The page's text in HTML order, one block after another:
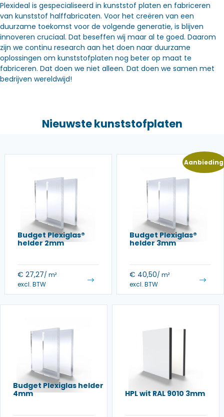
Plexideal is gespecialiseerd in kunststof platen en fabriceren
van kunststof halffabricaten. Voor het creëren van een
duurzame toekomst voor de volgende generatie, is blijven
innoveren cruciaal. Dat beseffen wij maar al te goed. Daarom
zijn we continu research aan het doen naar duurzame
oplossingen om kunststofplaten nog beter op maat te
fabriceren. Dat doen we niet alleen. Dat doen we samen met
bedrijven wereldwijd!
Nieuwste kunststofplaten
Budget Plexiglas®
helder 2mm
€ 27,27/ m²
excl. BTW
Budget Plexiglas®
helder 3mm
€ 40,50/ m²
excl. BTW
Budget Plexiglas helder
4mm
HPL wit RAL 9010 3mm